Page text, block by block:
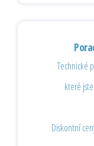
Technické
které
Diskontní